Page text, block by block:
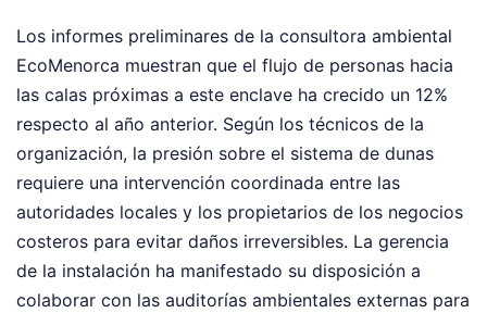
Los informes preliminares de la consultora ambiental
EcoMenorca muestran que el flujo de personas hacia
las calas próximas a este enclave ha crecido un 12%
respecto al año anterior. Según los técnicos de la
organización, la presión sobre el sistema de dunas
requiere una intervención coordinada entre las
autoridades locales y los propietarios de los negocios
costeros para evitar daños irreversibles. La gerencia
de la instalación ha manifestado su disposición a
colaborar con las auditorías ambientales externas para